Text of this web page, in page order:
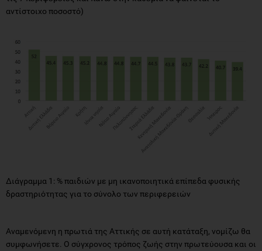
αντίστοιχο ποσοστό)
Διάγραμμα 1: % παιδιών με μη ικανοποιητικά επίπεδα φυσικής
δραστηριότητας για το σύνολο των περιφερειών
Αναμενόμενη η πρωτιά της Αττικής σε αυτή κατάταξη, νομίζω θα
συμφωνήσετε. Ο σύγχρονος τρόπος ζωής στην πρωτεύουσα και οι